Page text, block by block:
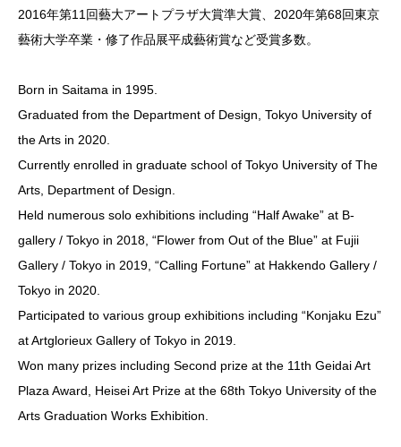
2016年第11回藝大アートプラザ大賞準大賞、2020年第68回東京
藝術大学卒業・修了作品展平成藝術賞など受賞多数。
Born in Saitama in 1995.
Graduated from the Department of Design, Tokyo University of
the Arts in 2020.
Currently enrolled in graduate school of Tokyo University of The
Arts, Department of Design.
Held numerous solo exhibitions including “Half Awake” at B-
gallery / Tokyo in 2018, “Flower from Out of the Blue” at Fujii
Gallery / Tokyo in 2019, “Calling Fortune” at Hakkendo Gallery /
Tokyo in 2020.
Participated to various group exhibitions including “Konjaku Ezu”
at Artglorieux Gallery of Tokyo in 2019.
Won many prizes including Second prize at the 11th Geidai Art
Plaza Award, Heisei Art Prize at the 68th Tokyo University of the
Arts Graduation Works Exhibition.